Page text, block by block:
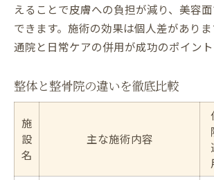
えることで皮膚への負担が減り、美容
できます。施術の効果は個人差があり
通院と日常ケアの併用が成功のポイント
整体と整骨院の違いを徹底比較
施
設
名
主な施術内容